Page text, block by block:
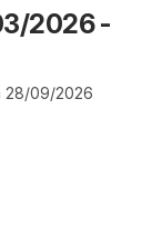
2026 -
28/09/2026